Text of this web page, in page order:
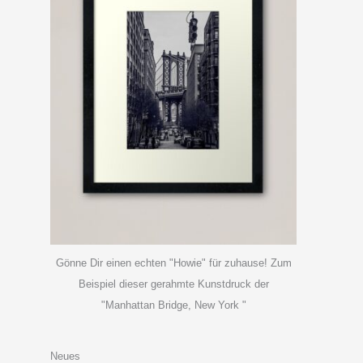
Gönne Dir einen echten "Howie" für zuhause! Zum
Beispiel dieser gerahmte Kunstdruck der
"Manhattan Bridge, New York "
Neues